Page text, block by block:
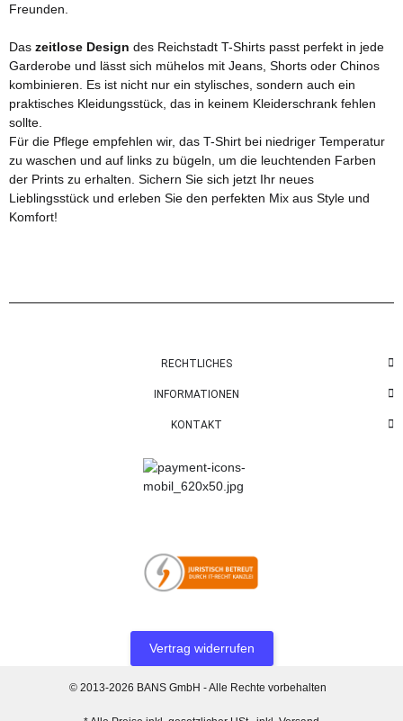
Freunden.
Das zeitlose Design des Reichstadt T-Shirts passt perfekt in jede
Garderobe und lässt sich mühelos mit Jeans, Shorts oder Chinos
kombinieren. Es ist nicht nur ein stylisches, sondern auch ein
praktisches Kleidungsstück, das in keinem Kleiderschrank fehlen
sollte.
Für die Pflege empfehlen wir, das T-Shirt bei niedriger Temperatur
zu waschen und auf links zu bügeln, um die leuchtenden Farben
der Prints zu erhalten. Sichern Sie sich jetzt Ihr neues
Lieblingsstück und erleben Sie den perfekten Mix aus Style und
Komfort!
RECHTLICHES
INFORMATIONEN
KONTAKT
Vertrag widerrufen
© 2013-2026 BANS GmbH - Alle Rechte vorbehalten